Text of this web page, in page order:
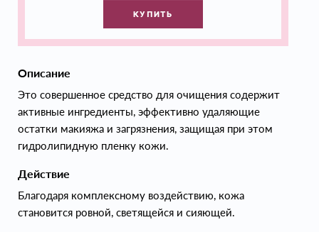
КУПИТЬ
Описание
Это совершенное средство для очищения содержит
активные ингредиенты, эффективно удаляющие
остатки макияжа и загрязнения, защищая при этом
гидролипидную пленку кожи.
Действие
Благодаря комплексному воздействию, кожа
становится ровной, светящейся и сияющей.